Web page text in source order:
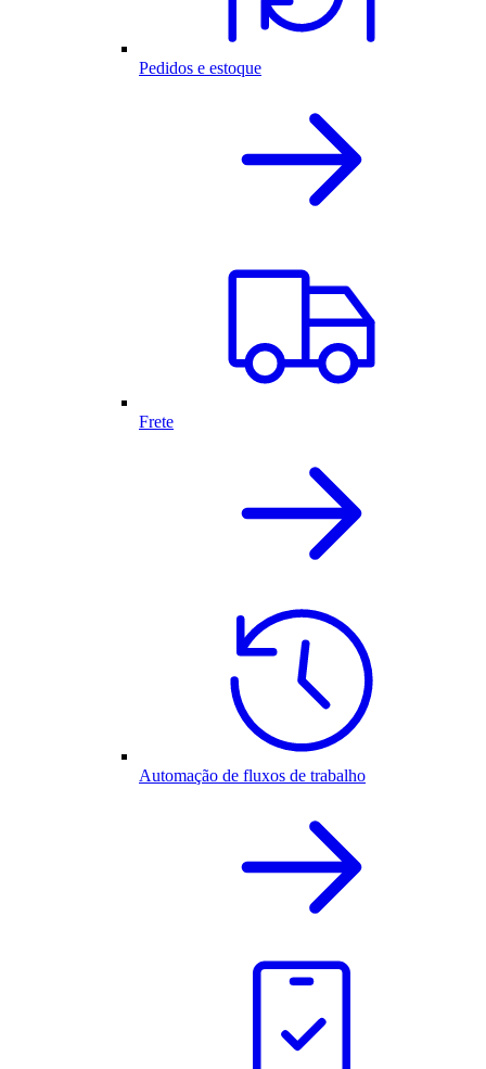
Pedidos e estoque
Frete
Automação de fluxos de trabalho